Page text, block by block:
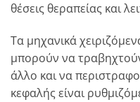
θέσεις θεραπείας και
Τα μηχανικά
μπορούν να
άλλο και να
κεφαλής είναι